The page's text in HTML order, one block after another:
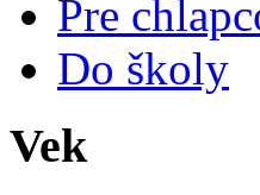
Pre
Do školy
Vek